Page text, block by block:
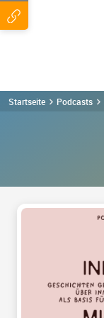
Startseite Podcasts